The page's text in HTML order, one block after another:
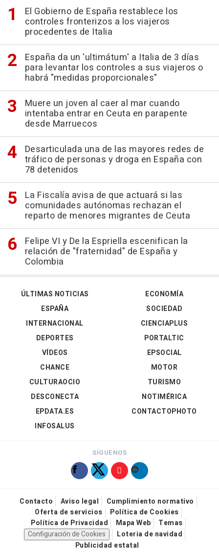
El Gobierno de España restablece los
controles fronterizos a los viajeros
procedentes de Italia
España da un 'ultimátum' a Italia de 3 días
para levantar los controles a sus viajeros o
habrá "medidas proporcionales"
Muere un joven al caer al mar cuando
intentaba entrar en Ceuta en parapente
desde Marruecos
Desarticulada una de las mayores redes de
tráfico de personas y droga en España con
78 detenidos
La Fiscalía avisa de que actuará si las
comunidades autónomas rechazan el
reparto de menores migrantes de Ceuta
Felipe VI y De la Espriella escenifican la
relación de "fraternidad" de España y
Colombia
ÚLTIMAS NOTICIAS
ESPAÑA
INTERNACIONAL
DEPORTES
VÍDEOS
ECONOMÍA
SOCIEDAD
CIENCIAPLUS
PORTALTIC
EPSOCIAL
CHANCE
CULTURAOCIO
DESCONECTA
EPDATA.ES
INFOSALUS
MOTOR
TURISMO
NOTIMÉRICA
CONTACTOPHOTO
SÍGUENOS
Contacto Aviso legal
Cumplimiento normativo
Oferta de servicios
Política de Cookies
Política de Privacidad
Mapa Web
Temas
Configuración de Cookies
Loteria de navidad
Publicidad estatal